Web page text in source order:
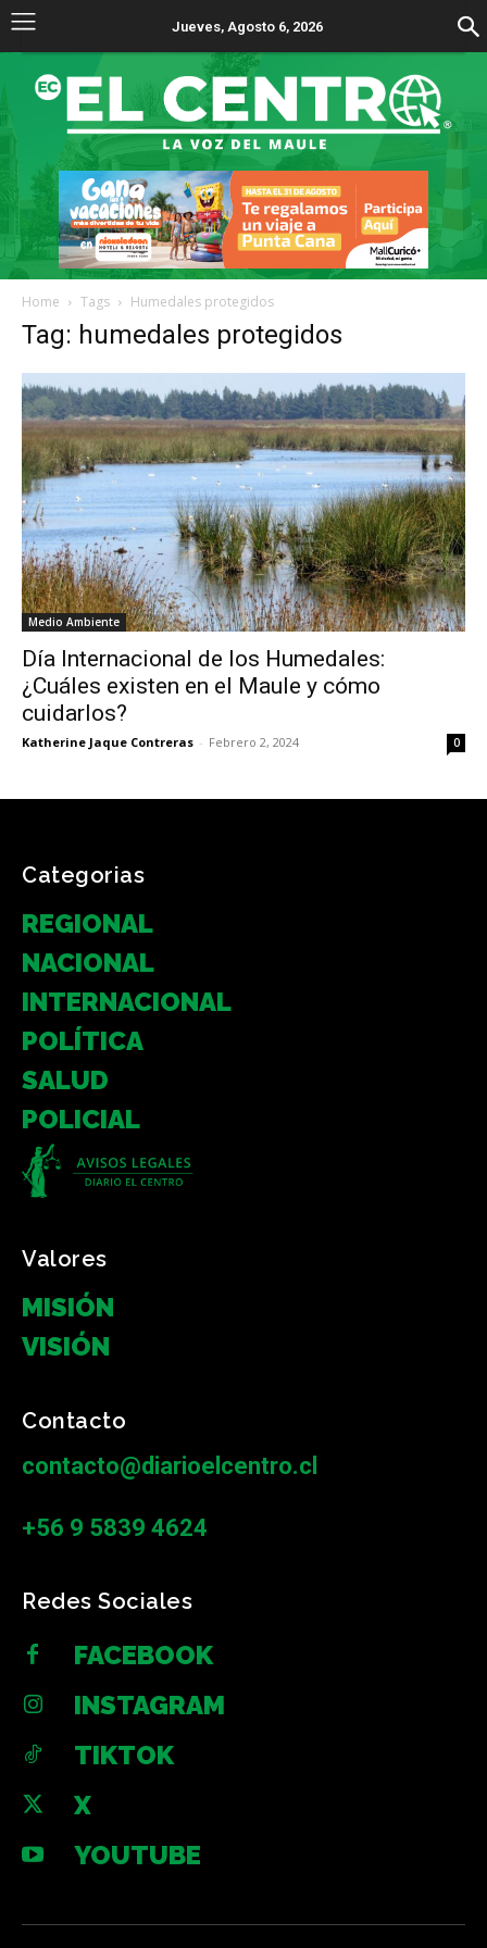
Jueves, Agosto 6, 2026
Home Tags Humedales protegidos
Tag: humedales protegidos
Medio Ambiente
Día Internacional de los Humedales:
¿Cuáles existen en el Maule y cómo
cuidarlos?
Katherine Jaque Contreras - Febrero 2, 2024 0
Categorias
REGIONAL
NACIONAL
INTERNACIONAL
POLÍTICA
SALUD
POLICIAL
Valores
MISIÓN
VISIÓN
Contacto
contacto@diarioelcentro.cl
+56 9 5839 4624
Redes Sociales
FACEBOOK
INSTAGRAM
TIKTOK
X
YOUTUBE